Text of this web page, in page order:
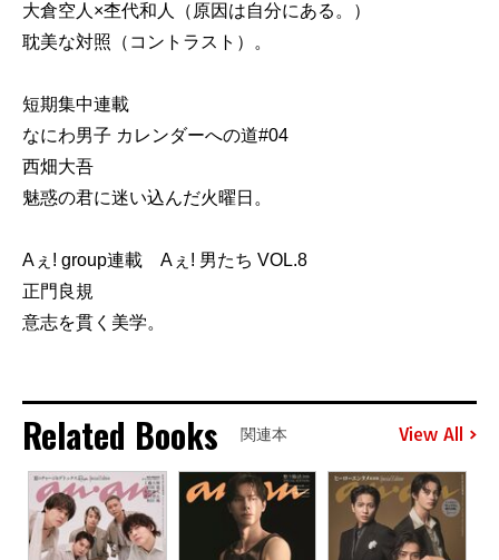
大倉空人×杢代和人（原因は自分にある。）
耽美な対照（コントラスト）。
短期集中連載
なにわ男子 カレンダーへの道#04
西畑大吾
魅惑の君に迷い込んだ火曜日。
Aぇ! group連載 Aぇ! 男たち VOL.8
正門良規
意志を貫く美学。
Related Books 関連本 View All